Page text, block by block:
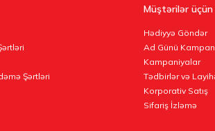
Şərtləri
Müştərilər üçün
Hədiyyə Göndər
Ad Günü
Kampaniyalar
Tədbirlər və
Korporativ Satış
Sifariş İzləmə